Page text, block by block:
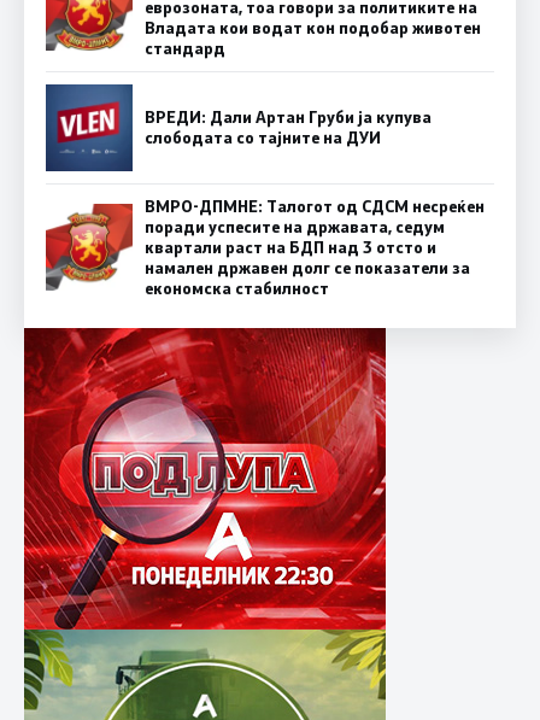
еврозоната, тоа говори за политиките на
Владата кои водат кон подобар животен
стандард
ВРЕДИ: Дали Артан Груби ја купува
слободата со тајните на ДУИ
ВМРО-ДПМНЕ: Талогот од СДСМ несреќен
поради успесите на државата, седум
квартали раст на БДП над 3 отсто и
намален државен долг се показатели за
економска стабилност